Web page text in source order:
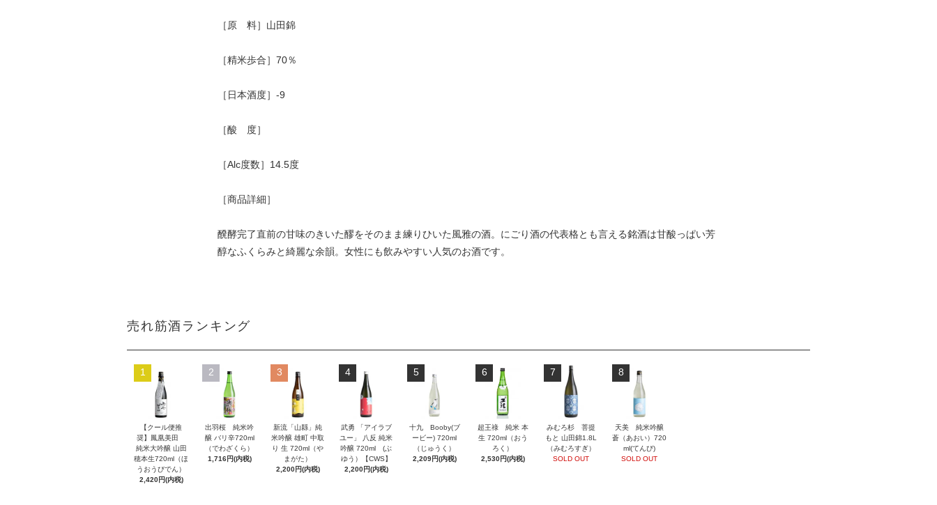
［原 料］山田錦
［精米歩合］70％
［日本酒度］-9
［酸 度］
［Alc度数］14.5度
［商品詳細］
醗酵完了直前の甘味のきいた醪をそのまま練りひいた風雅の酒。にごり酒の代表格とも言える銘酒は甘酸っぱい芳
醇なふくらみと綺麗な余韻。女性にも飲みやすい人気のお酒です。
売れ筋酒ランキング
1
【クール便推
奨】鳳凰美田
純米大吟醸 山田
穂本生720ml（ほ
うおうびでん）
2,420円(内税)
2
出羽桜 純米吟
醸 バリ辛720ml
（でわざくら）
1,716円(内税)
3
新流「山縣」純
米吟醸 雄町 中取
り 生 720ml（や
まがた）
2,200円(内税)
4
武勇 「アイラブ
ユー」 八反 純米
吟醸 720ml (ぶ
ゆう）【CWS】
2,200円(内税)
5
十九 Booby(ブ
ービー) 720ml
（じゅうく）
2,209円(内税)
6
超王祿 純米 本
生 720ml（おう
ろく）
2,530円(内税)
7
みむろ杉 菩提
もと 山田錦1.8L
（みむろすぎ）
SOLD OUT
8
天美 純米吟醸
蒼（あおい）720
ml(てんび)
SOLD OUT